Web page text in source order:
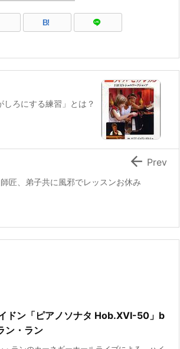
B!
しろにする練習」とは？
師匠、弟子共に風邪でレッスンお休み
 Prev
ドン「ピアノソナタ Hob.XVI-50」b
ン・ラン